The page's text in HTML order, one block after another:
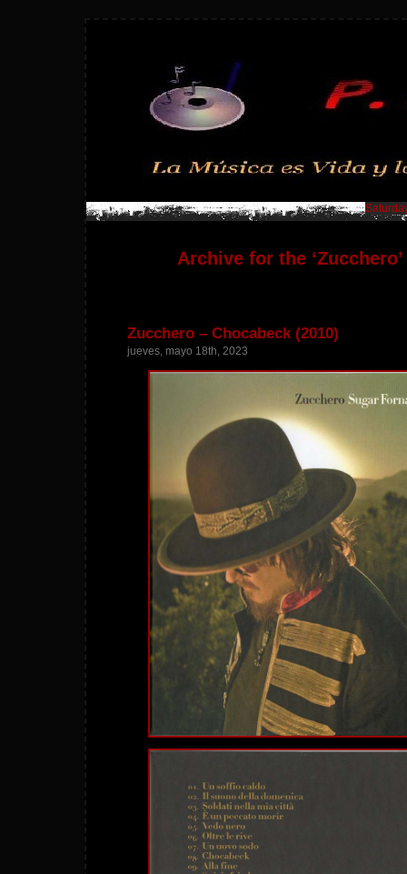
Archive for the
Zucchero – Chocabeck (2010)
jueves, mayo 18th, 2023